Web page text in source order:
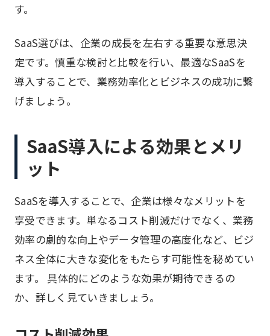
す。
SaaS選びは、企業の成長を左右する重要な意思決
定です。慎重な検討と比較を行い、最適なSaaSを
導入することで、業務効率化とビジネスの成功に繋
げましょう。
SaaS導入による効果とメリ
ット
SaaSを導入することで、企業は様々なメリットを
享受できます。単なるコスト削減だけでなく、業務
効率の劇的な向上やデータ管理の高度化など、ビジ
ネス全体に大きな変化をもたらす可能性を秘めてい
ます。 具体的にどのような効果が期待できるの
か、詳しく見ていきましょう。